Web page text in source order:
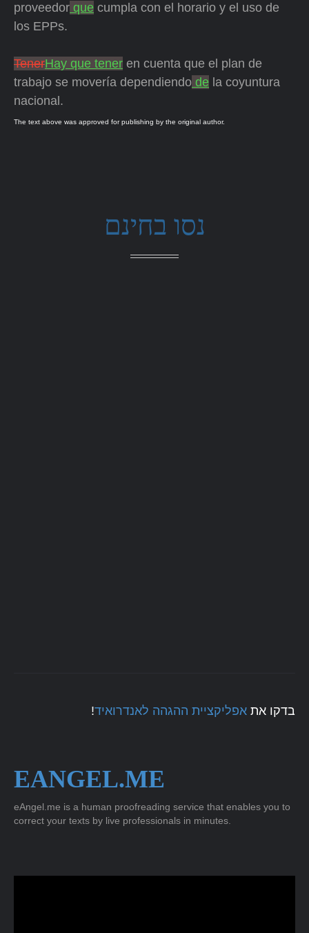
proveedor que cumpla con el horario y el uso de
los EPPs.
TenerHay que tener en cuenta que el plan de
trabajo se movería dependiendo de la coyuntura
nacional.
The text above was approved for publishing by the original author.
נסו בחינם
בדקו את אפליקציית ההגהה לאנדרואיד!
EANGEL.ME
eAngel.me is a human proofreading service that enables you to
correct your texts by live professionals in minutes.